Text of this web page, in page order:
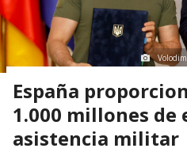
España
1.000 millones de
asistencia militar